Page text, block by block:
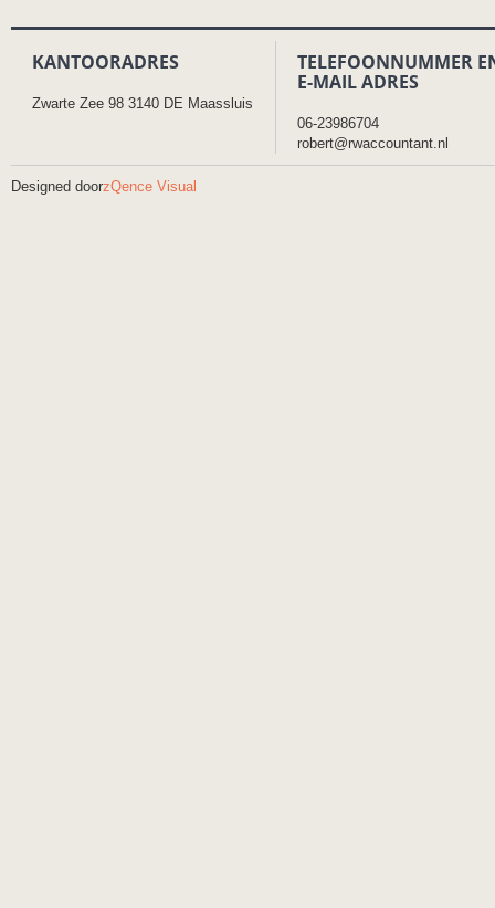
KANTOORADRES
Zwarte Zee 98 3140 DE Maassluis
TELEFOONNUMMER
E-MAIL ADRES
06-23986704
robert@rwaccountant.nl
Designed doorzQence Visual